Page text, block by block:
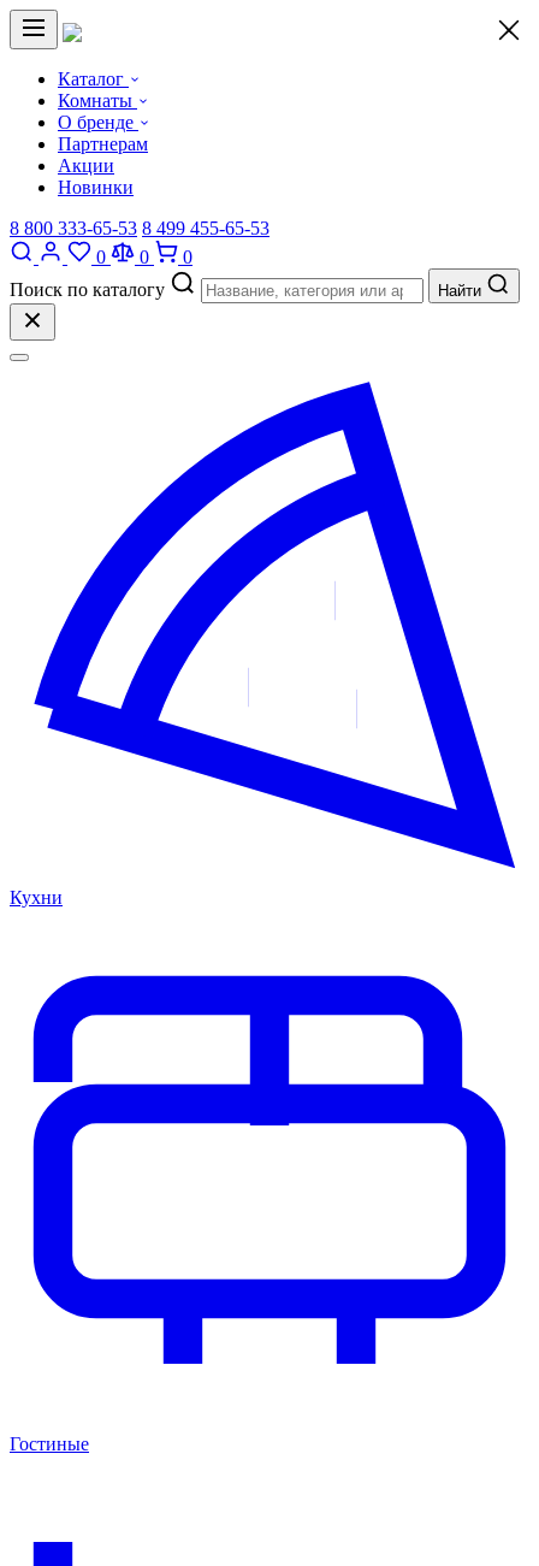
Каталог
Комнаты
О бренде
Партнерам
Акции
Новинки
8 800 333-65-53 8 499 455-65-53
0
0
0
Поиск по каталогу
Найти
Кухни
Гостиные
×